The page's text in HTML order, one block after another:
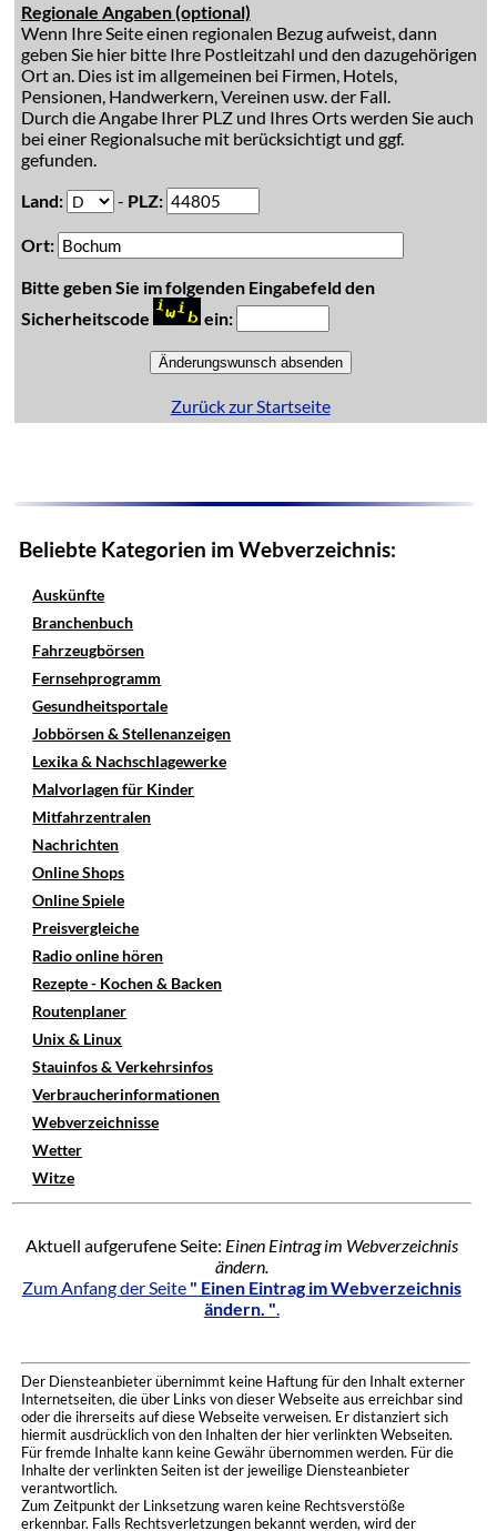
Regionale Angaben (optional)
Wenn Ihre Seite einen regionalen Bezug aufweist, dann
geben Sie hier bitte Ihre Postleitzahl und den dazugehörigen
Ort an. Dies ist im allgemeinen bei Firmen, Hotels,
Pensionen, Handwerkern, Vereinen usw. der Fall.
Durch die Angabe Ihrer PLZ und Ihres Orts werden Sie auch
bei einer Regionalsuche mit berücksichtigt und ggf.
gefunden.
Land:
- PLZ:
Ort:
Bitte geben Sie im folgenden Eingabefeld den
Sicherheitscode
ein:
Zurück zur Startseite
Beliebte Kategorien im Webverzeichnis:
Auskünfte
Branchenbuch
Fahrzeugbörsen
Fernsehprogramm
Gesundheitsportale
Jobbörsen & Stellenanzeigen
Lexika & Nachschlagewerke
Malvorlagen für Kinder
Mitfahrzentralen
Nachrichten
Online Shops
Online Spiele
Preisvergleiche
Radio online hören
Rezepte - Kochen & Backen
Routenplaner
Unix & Linux
Stauinfos & Verkehrsinfos
Verbraucherinformationen
Webverzeichnisse
Wetter
Witze
Aktuell aufgerufene Seite: Einen Eintrag im Webverzeichnis
ändern.
Zum Anfang der Seite " Einen Eintrag im Webverzeichnis
ändern. ".
Der Diensteanbieter übernimmt keine Haftung für den Inhalt externer
Internetseiten, die über Links von dieser Webseite aus erreichbar sind
oder die ihrerseits auf diese Webseite verweisen. Er distanziert sich
hiermit ausdrücklich von den Inhalten der hier verlinkten Webseiten.
Für fremde Inhalte kann keine Gewähr übernommen werden. Für die
Inhalte der verlinkten Seiten ist der jeweilige Diensteanbieter
verantwortlich.
Zum Zeitpunkt der Linksetzung waren keine Rechtsverstöße
erkennbar. Falls Rechtsverletzungen bekannt werden, wird der